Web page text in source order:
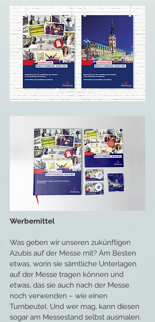
Werbemittel
Was geben wir unseren zukünftigen
Azubis auf der Messe mit? Am Besten
etwas, worin sie sämtliche Unterlagen
auf der Messe tragen können und
etwas, das sie auch nach der Messe
noch verwenden – wie einen
Turnbeutel. Und wer mag, kann diesen
sogar am Messestand selbst ausmalen.